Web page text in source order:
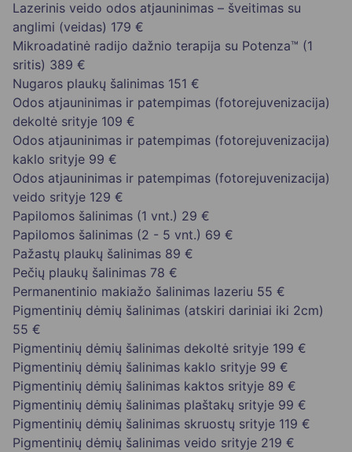
Lazerinis veido odos atjauninimas – šveitimas su
anglimi (veidas) 179 €
Mikroadatinė radijo dažnio terapija su Potenza™ (1
sritis) 389 €
Nugaros plaukų šalinimas 151 €
Odos atjauninimas ir patempimas (fotorejuvenizacija)
dekoltė srityje 109 €
Odos atjauninimas ir patempimas (fotorejuvenizacija)
kaklo srityje 99 €
Odos atjauninimas ir patempimas (fotorejuvenizacija)
veido srityje 129 €
Papilomos šalinimas (1 vnt.) 29 €
Papilomos šalinimas (2 - 5 vnt.) 69 €
Pažastų plaukų šalinimas 89 €
Pečių plaukų šalinimas 78 €
Permanentinio makiažo šalinimas lazeriu 55 €
Pigmentinių dėmių šalinimas (atskiri dariniai iki 2cm)
55 €
Pigmentinių dėmių šalinimas dekoltė srityje 199 €
Pigmentinių dėmių šalinimas kaklo srityje 99 €
Pigmentinių dėmių šalinimas kaktos srityje 89 €
Pigmentinių dėmių šalinimas plaštakų srityje 99 €
Pigmentinių dėmių šalinimas skruostų srityje 119 €
Pigmentinių dėmių šalinimas veido srityje 219 €